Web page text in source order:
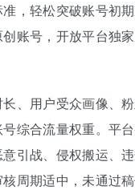
，轻松突破账号初
账号，开放平台独
、用户受众画像、
综合流量权重。平
引战、侵权搬运、
周期适中，未通过